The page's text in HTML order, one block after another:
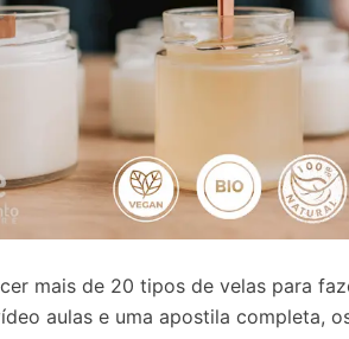
mais de 20 tipos de velas para
aulas e uma apostila completa,